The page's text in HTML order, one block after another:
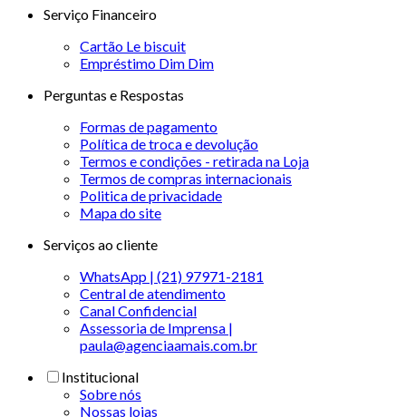
Serviço Financeiro
Cartão Le biscuit
Empréstimo Dim Dim
Perguntas e Respostas
Formas de pagamento
Política de troca e devolução
Termos e condições - retirada na Loja
Termos de compras internacionais
Politica de privacidade
Mapa do site
Serviços ao cliente
WhatsApp | (21) 97971-2181
Central de atendimento
Canal Confidencial
Assessoria de Imprensa |
paula@agenciaamais.com.br
Institucional
Sobre nós
Nossas lojas